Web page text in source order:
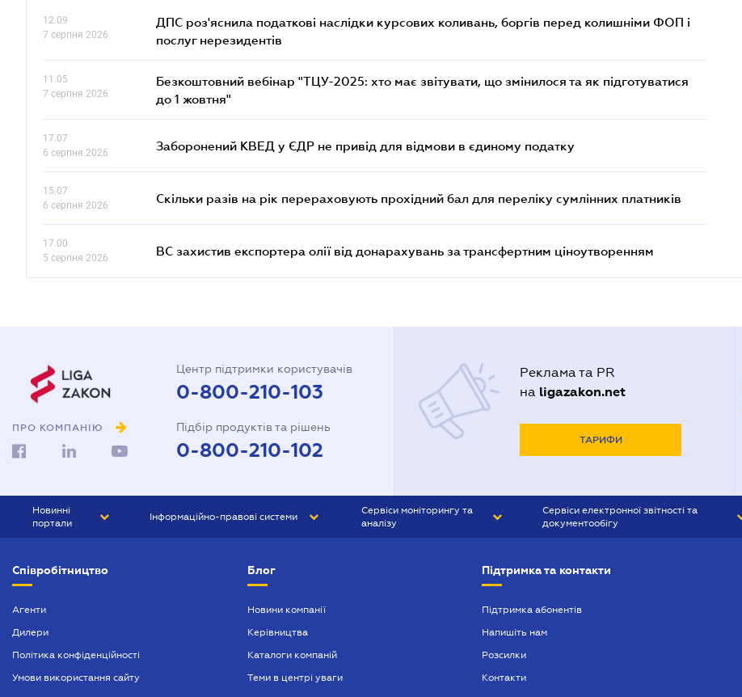
12.09
7 серпня 2026
ДПС роз'яснила податкові наслідки курсових коливань, боргів перед колишніми ФОП і
послуг нерезидентів
11.05
7 серпня 2026
Безкоштовний вебінар "ТЦУ-2025: хто має звітувати, що змінилося та як підготуватися
до 1 жовтня"
17.07
6 серпня 2026
Заборонений КВЕД у ЄДР не привід для відмови в єдиному податку
15.07
6 серпня 2026
Скільки разів на рік перераховують прохідний бал для переліку сумлінних платників
17.00
5 серпня 2026
ВС захистив експортера олії від донарахувань за трансфертним ціноутворенням
ПРО КОМПАНІЮ
Центр підтримки користувачів
0-800-210-103
Підбір продуктів та рішень
0-800-210-102
Реклама та PR
на ligazakon.net
ТАРИФИ
Новинні
портали
БІЗНЕС
Інформаційно-правові системи
БУХГАЛТЕР ПРОФ
Сервіси моніторингу та
аналізу
Сервіси електронної звітності та
документообігу
Співробітництво
Агенти
Дилери
Політика конфіденційності
Умови використання сайту
Блог
Новини компанії
Керівництва
Каталоги компаній
Теми в центрі уваги
Підтримка та контакти
Підтримка абонентів
Напишіть нам
Розсилки
Контакти